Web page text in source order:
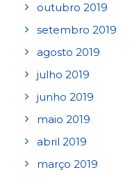
outubro 2019
setembro 2019
agosto 2019
julho 2019
junho 2019
maio 2019
abril 2019
março 2019